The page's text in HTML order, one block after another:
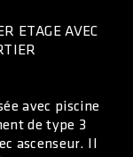
ETAGE AVEC
avec piscine
de type 3
ascenseur. Il